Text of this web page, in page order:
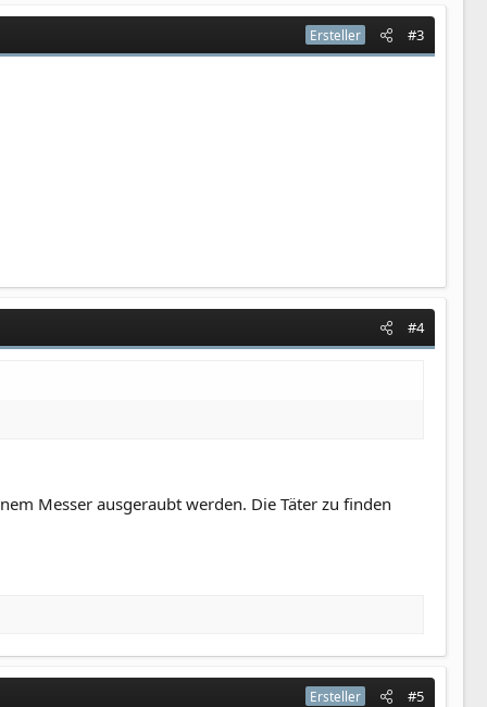
Ersteller #3
#4
Messer ausgeraubt werden. Die Täter zu finden
Ersteller #5